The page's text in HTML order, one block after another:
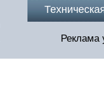
Реклама